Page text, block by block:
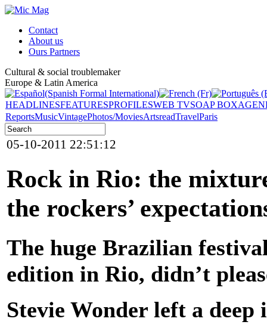
Contact
About us
Ours Partners
Cultural & social troublemaker
Europe & Latin America
HEADLINESFEATURESPROFILESWEB TVSOAP BOX
ReportsMusicVintagePhotos/MoviesArtsreadTravelParis
05-10-2011 22:51:12
Rock in Rio: the
the rockers’
The huge Brazilian
edition in Rio, didn’t
Stevie Wonder left a